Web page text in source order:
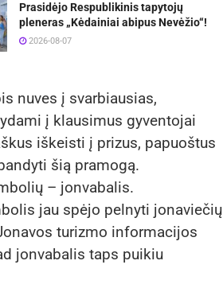
Prasidėjo Respublikinis tapytojų
pleneras „Kėdainiai abipus Nevėžio“!
2026-08-07
nuves į svarbiausias,
į klausimus gyventojai
iškeisti į prizus, papuoštus
šią pramogą.
– jonvabalis.
jau spėjo pelnyti jonaviečių
turizmo informacijos
jonvabalis taps puikiu